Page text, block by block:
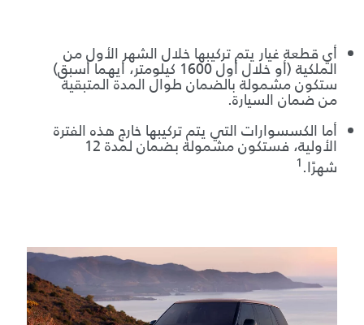
أي قطعة غيار يتم تركيبها خلال الشهر الأول من
الملكية (أو خلال أول 1600 كيلومتر، أيهما أسبق)
ستكون مشمولة بالضمان طوال المدة المتبقية
من ضمان السيارة.
أما الكسسوارات التي يتم تركيبها خارج هذه الفترة
الأولية، فستكون مشمولة بضمان لمدة 12
شهرًا.1